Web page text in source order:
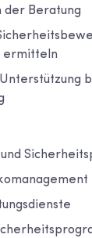
der Beratung
ermitteln